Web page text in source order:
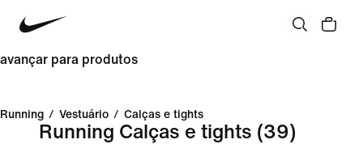
avançar para produtos
Running / Vestuário / Calças e tights
Running Calças e tights (39)